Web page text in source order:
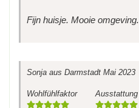
Fijn huisje. Mooie omgeving.
Sonja aus Darmstadt Mai 2023
Wohlfühlfaktor Ausstattung